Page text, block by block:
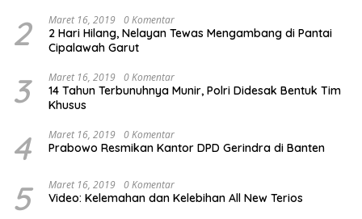
2 Maret 16, 2019 0 Komentar
2 Hari Hilang, Nelayan Tewas Mengambang di Pantai
Cipalawah Garut
3 Maret 16, 2019 0 Komentar
14 Tahun Terbunuhnya Munir, Polri Didesak Bentuk Tim
Khusus
4 Maret 16, 2019 0 Komentar
Prabowo Resmikan Kantor DPD Gerindra di Banten
5 Maret 16, 2019 0 Komentar
Video: Kelemahan dan Kelebihan All New Terios